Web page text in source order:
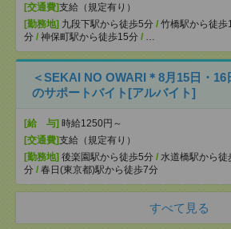
[交通費]支給（規定有り）
[勤務地] 九段下駅から徒歩5分 / 竹橋駅から徒歩
分 / 神保町駅から徒歩15分 / …
＜SEKAI NO OWARI＊8月15日・
のサポートバイト[アルバイト]
[給 与] 時給1250円～
[交通費]支給（規定有り）
[勤務地] 後楽園駅から徒歩5分 / 水道橋駅から徒
分 / 春日(東京都)駅から徒歩7分
すべて見る